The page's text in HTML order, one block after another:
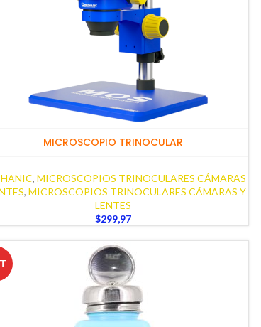
MICROSCOPIO TRINOCULAR
, MICROSCOPIOS TRINOCULARES CÁMARAS
, MICROSCOPIOS TRINOCULARES CÁMARAS Y
LENTES
$299,97